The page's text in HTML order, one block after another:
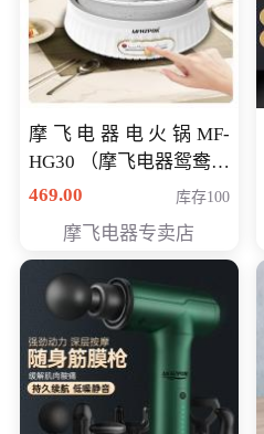
摩飞电器电火锅MF-
HG30 （摩飞电器鸳鸯锅
MF-HG30 ） 会员专享价
469.00 库存100
摩飞电器专卖店